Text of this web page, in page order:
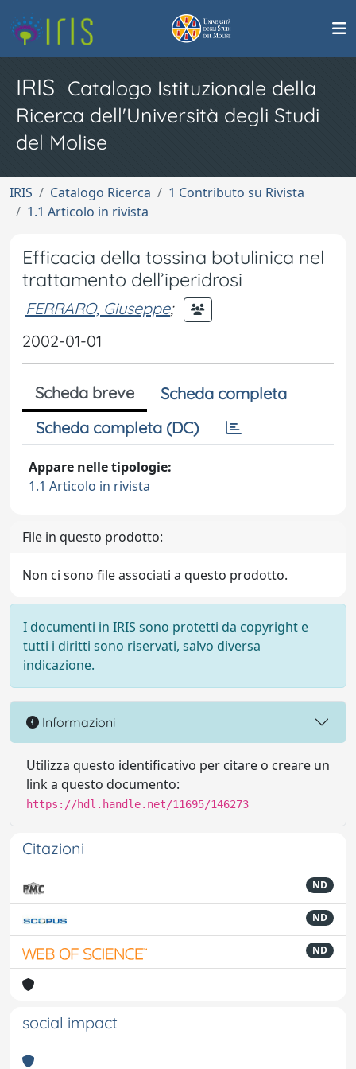
IRIS Catalogo Istituzionale della
Ricerca dell'Università degli Studi
del Molise
IRIS Catalogo Ricerca
1 Contributo su Rivista
1.1 Articolo in rivista
Efficacia della tossina botulinica nel
trattamento dell’iperidrosi
FERRARO, Giuseppe;
2002-01-01
Scheda breve
Scheda completa
Scheda completa (DC)
Appare nelle tipologie:
1.1 Articolo in rivista
File in questo prodotto:
Non ci sono file associati a questo prodotto.
I documenti in IRIS sono protetti da copyright e
tutti i diritti sono riservati, salvo diversa
indicazione.
Informazioni
Utilizza questo identificativo per citare o creare un
link a questo documento:
https://hdl.handle.net/11695/146273
Citazioni
ND
ND
ND
social impact